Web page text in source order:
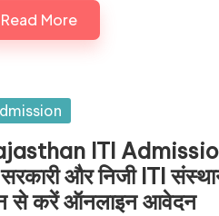
Read More
ITI
और निजी ITI
से करें ऑनलाइन आवेदन